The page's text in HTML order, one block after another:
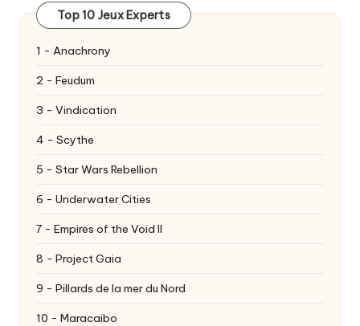
Top 10 Jeux Experts
1 - Anachrony
2 - Feudum
3 - Vindication
4 - Scythe
5 - Star Wars Rebellion
6 - Underwater Cities
7 - Empires of the Void II
8 - Project Gaia
9 - Pillards de la mer du Nord
10 - Maracaibo